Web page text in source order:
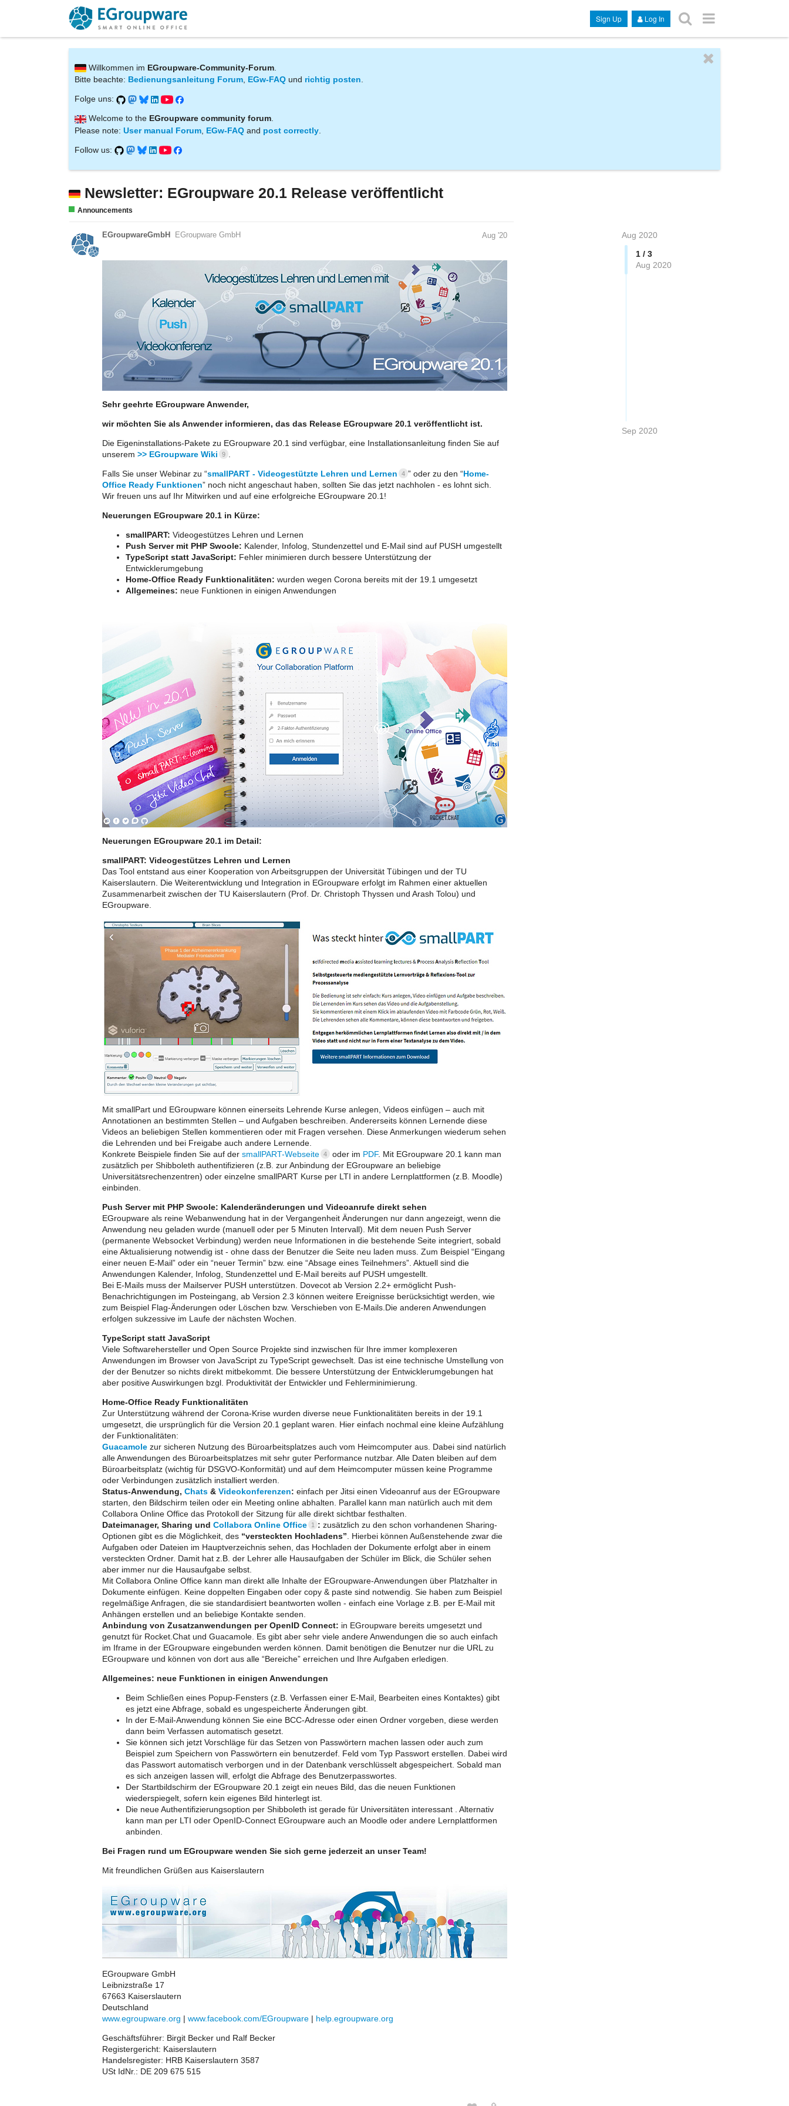
Sign Up Log In
Willkommen im EGroupware-Community-Forum
Bitte beachte: Bedienungsanleitung Forum, EGw-FAQ und richtig posten.
Folge uns:
Welcome to the EGroupware community forum.
Please note: User manual Forum EGw-FAQ and post correctly
Follow us:
Newsletter: EGroupware 20.1 Release veröffentlicht
Announcements
Aug 2020
1 / 3
Aug 2020
Sep 2020
EGroupwareGmbH EGroupware GmbH Aug '20
Sehr geehrte EGroupware Anwender,
wir möchten Sie als Anwender informieren, das das Release EGroupware 20.1 veröffentlicht ist.
Die Eigeninstallations-Pakete zu EGroupware 20.1 sind verfügbar, eine Installationsanleitung finden Sie auf
unserem >> EGroupware Wiki 9
Falls Sie unser Webinar zu “smallPART - Videogestützte Lehren und Lernen 4 ” oder zu den “Home-
Office Ready Funktionen” noch nicht angeschaut haben, sollten Sie das jetzt nachholen - es lohnt sich.
Wir freuen uns auf Ihr Mitwirken und auf eine erfolgreiche EGroupware 20.1!
Neuerungen EGroupware 20.1 in Kürze:
smallPART: Videogestützes Lehren und Lernen
Push Server mit PHP Swoole: Kalender, Infolog, Stundenzettel und E-Mail sind auf PUSH umgestellt
TypeScript statt JavaScript: Fehler minimieren durch bessere Unterstützung der
Entwicklerumgebung
Home-Office Ready Funktionalitäten: wurden wegen Corona bereits mit der 19.1 umgesetzt
Allgemeines: neue Funktionen in einigen Anwendungen
Neuerungen EGroupware 20.1 im Detail:
smallPART: Videogestützes Lehren und Lernen
Das Tool entstand aus einer Kooperation von Arbeitsgruppen der Universität Tübingen und der TU
Kaiserslautern. Die Weiterentwicklung und Integration in EGroupware erfolgt im Rahmen einer aktuellen
Zusammenarbeit zwischen der TU Kaiserslautern (Prof. Dr. Christoph Thyssen und Arash Tolou) und
EGroupware.
Mit smallPart und EGroupware können einerseits Lehrende Kurse anlegen, Videos einfügen – auch mit
Annotationen an bestimmten Stellen – und Aufgaben beschreiben. Andererseits können Lernende diese
Videos an beliebigen Stellen kommentieren oder mit Fragen versehen. Diese Anmerkungen wiederum sehen
die Lehrenden und bei Freigabe auch andere Lernende.
Konkrete Beispiele finden Sie auf der smallPART-Webseite 4 oder im PDF. Mit EGroupware 20.1 kann man
zusätzlich per Shibboleth authentifizieren (z.B. zur Anbindung der EGroupware an beliebige
Universitätsrechenzentren) oder einzelne smallPART Kurse per LTI in andere Lernplattformen (z.B. Moodle)
einbinden.
Push Server mit PHP Swoole: Kalenderänderungen und Videoanrufe direkt sehen
EGroupware als reine Webanwendung hat in der Vergangenheit Änderungen nur dann angezeigt, wenn die
Anwendung neu geladen wurde (manuell oder per 5 Minuten Intervall). Mit dem neuen Push Server
(permanente Websocket Verbindung) werden neue Informationen in die bestehende Seite integriert, sobald
eine Aktualisierung notwendig ist - ohne dass der Benutzer die Seite neu laden muss. Zum Beispiel “Eingang
einer neuen E-Mail” oder ein “neuer Termin” bzw. eine “Absage eines Teilnehmers”. Aktuell sind die
Anwendungen Kalender, Infolog, Stundenzettel und E-Mail bereits auf PUSH umgestellt.
Bei E-Mails muss der Mailserver PUSH unterstützen. Dovecot ab Version 2.2+ ermöglicht Push-
Benachrichtigungen im Posteingang, ab Version 2.3 können weitere Ereignisse berücksichtigt werden, wie
zum Beispiel Flag-Änderungen oder Löschen bzw. Verschieben von E-Mails.Die anderen Anwendungen
erfolgen sukzessive im Laufe der nächsten Wochen.
TypeScript statt JavaScript
Viele Softwarehersteller und Open Source Projekte sind inzwischen für Ihre immer komplexeren
Anwendungen im Browser von JavaScript zu TypeScript gewechselt. Das ist eine technische Umstellung von
der der Benutzer so nichts direkt mitbekommt. Die bessere Unterstützung der Entwicklerumgebungen hat
aber positive Auswirkungen bzgl. Produktivität der Entwickler und Fehlerminimierung.
Home-Office Ready Funktionalitäten
Zur Unterstützung während der Corona-Krise wurden diverse neue Funktionalitäten bereits in der 19.1
umgesetzt, die ursprünglich für die Version 20.1 geplant waren. Hier einfach nochmal eine kleine Aufzählung
der Funktionalitäten:
Guacamole zur sicheren Nutzung des Büroarbeitsplatzes auch vom Heimcomputer aus. Dabei sind natürlich
alle Anwendungen des Büroarbeitsplatzes mit sehr guter Performance nutzbar. Alle Daten bleiben auf dem
Büroarbeitsplatz (wichtig für DSGVO-Konformität) und auf dem Heimcomputer müssen keine Programme
oder Verbindungen zusätzlich installiert werden.
Status-Anwendung, Chats & Videokonferenzen: einfach per Jitsi einen Videoanruf aus der EGroupware
starten, den Bildschirm teilen oder ein Meeting online abhalten. Parallel kann man natürlich auch mit dem
Collabora Online Office das Protokoll der Sitzung für alle direkt sichtbar festhalten.
Dateimanager, Sharing und Collabora Online Office 1 : zusätzlich zu den schon vorhandenen Sharing-
Optionen gibt es die Möglichkeit, des “versteckten Hochladens” . Hierbei können Außenstehende zwar die
Aufgaben oder Dateien im Hauptverzeichnis sehen, das Hochladen der Dokumente erfolgt aber in einem
versteckten Ordner. Damit hat z.B. der Lehrer alle Hausaufgaben der Schüler im Blick, die Schüler sehen
aber immer nur die Hausaufgabe selbst.
Mit Collabora Online Office kann man direkt alle Inhalte der EGroupware-Anwendungen über Platzhalter in
Dokumente einfügen. Keine doppelten Eingaben oder copy & paste sind notwendig. Sie haben zum Beispiel
regelmäßige Anfragen, die sie standardisiert beantworten wollen - einfach eine Vorlage z.B. per E-Mail mit
Anhängen erstellen und an beliebige Kontakte senden.
Anbindung von Zusatzanwendungen per OpenID Connect: in EGroupware bereits umgesetzt und
genutzt für Rocket.Chat und Guacamole. Es gibt aber sehr viele andere Anwendungen die so auch einfach
im Iframe in der EGroupware eingebunden werden können. Damit benötigen die Benutzer nur die URL zu
EGroupware und können von dort aus alle “Bereiche” erreichen und Ihre Aufgaben erledigen.
Allgemeines: neue Funktionen in einigen Anwendungen
Beim Schließen eines Popup-Fensters (z.B. Verfassen einer E-Mail, Bearbeiten eines Kontaktes) gibt
es jetzt eine Abfrage, sobald es ungespeicherte Änderungen gibt.
In der E-Mail-Anwendung können Sie eine BCC-Adresse oder einen Ordner vorgeben, diese werden
dann beim Verfassen automatisch gesetzt.
Sie können sich jetzt Vorschläge für das Setzen von Passwörtern machen lassen oder auch zum
Beispiel zum Speichern von Passwörtern ein benutzerdef. Feld vom Typ Passwort erstellen. Dabei wird
das Passwort automatisch verborgen und in der Datenbank verschlüsselt abgespeichert. Sobald man
es sich anzeigen lassen will, erfolgt die Abfrage des Benutzerpasswortes.
Der Startbildschirm der EGroupware 20.1 zeigt ein neues Bild, das die neuen Funktionen
wiederspiegelt, sofern kein eigenes Bild hinterlegt ist.
Die neue Authentifizierungsoption per Shibboleth ist gerade für Universitäten interessant . Alternativ
kann man per LTI oder OpenID-Connect EGroupware auch an Moodle oder andere Lernplattformen
anbinden.
Bei Fragen rund um EGroupware wenden Sie sich gerne jederzeit an unser Team!
Mit freundlichen Grüßen aus Kaiserslautern
EGroupware GmbH
Leibnizstraße 17
67663 Kaiserslautern
Deutschland
www.egroupware.org | www.facebook.com/EGroupware | help.egroupware.org
Geschäftsführer: Birgit Becker und Ralf Becker
Registergericht: Kaiserslautern
Handelsregister: HRB Kaiserslautern 3587
USt IdNr.: DE 209 675 515